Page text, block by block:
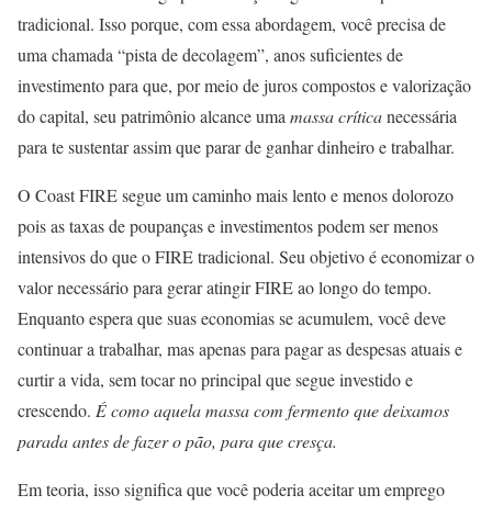
tradicional. Isso porque, com essa abordagem, você precisa de
uma chamada “pista de decolagem”, anos suficientes de
investimento para que, por meio de juros compostos e valorização
do capital, seu patrimônio alcance uma massa críticanecessária
para te sustentar assim que parar de ganhar dinheiro e trabalhar.
O Coast FIRE segue um caminho mais lento e menos dolorozo
pois as taxas de poupanças e investimentos podem ser menos
intensivos do que o FIRE tradicional. Seu objetivo é economizar o
valor necessário para gerar atingir FIRE ao longo do tempo.
Enquanto espera que suas economias se acumulem, você deve
continuar a trabalhar, mas apenas para pagar as despesas atuais e
curtir a vida, sem tocar no principal que segue investido e
crescendo. É como aquela massa com fermento que deixamos
parada antes de fazer o pão, para que cresça.
Em teoria, isso significa que você poderia aceitar um emprego